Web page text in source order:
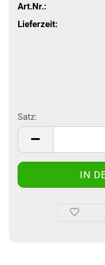
Art.Nr.:
Lieferzeit:
Satz:
Satz